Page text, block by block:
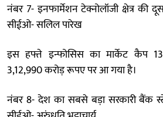
नंबर 7- इनफार्मेशन टेक्नोलॉजी क्षेत्र की
सीईओ- सलिल पारेख
इस हफ्ते इन्फोसिस का मार्केट कैप
3,12,990 करोड़ रूपए पर आ गया है।
नंबर 8- देश का सबसे बड़ा सरकारी बैंक